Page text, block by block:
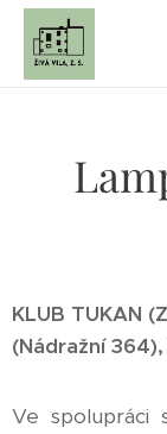
KLUB TUKAN
(Nádražní
Ve spolupráci